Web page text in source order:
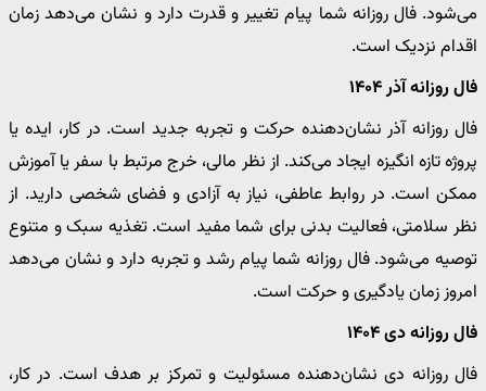
می‌شود. فال روزانه شما پیام تغییر و قدرت دارد و نشان می‌دهد زمان
اقدام نزدیک است.
فال روزانه آذر ۱۴۰۴
فال روزانه آذر نشان‌دهنده حرکت و تجربه جدید است. در کار، ایده یا
پروژه تازه انگیزه ایجاد می‌کند. از نظر مالی، خرج مرتبط با سفر یا آموزش
ممکن است. در روابط عاطفی، نیاز به آزادی و فضای شخصی دارید. از
نظر سلامتی، فعالیت بدنی برای شما مفید است. تغذیه سبک و متنوع
توصیه می‌شود. فال روزانه شما پیام رشد و تجربه دارد و نشان می‌دهد
امروز زمان یادگیری و حرکت است.
فال روزانه دی ۱۴۰۴
فال روزانه دی نشان‌دهنده مسئولیت و تمرکز بر هدف است. در کار،